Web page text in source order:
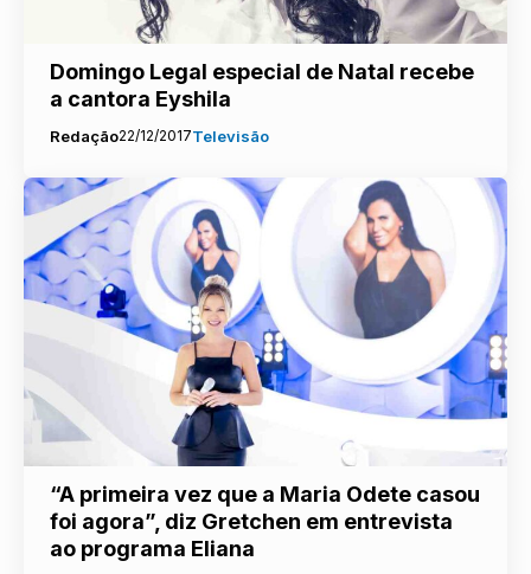
Domingo Legal especial de Natal recebe
a cantora Eyshila
Redação22/12/2017Televisão
“A primeira vez que a Maria Odete casou
foi agora”, diz Gretchen em entrevista
ao programa Eliana